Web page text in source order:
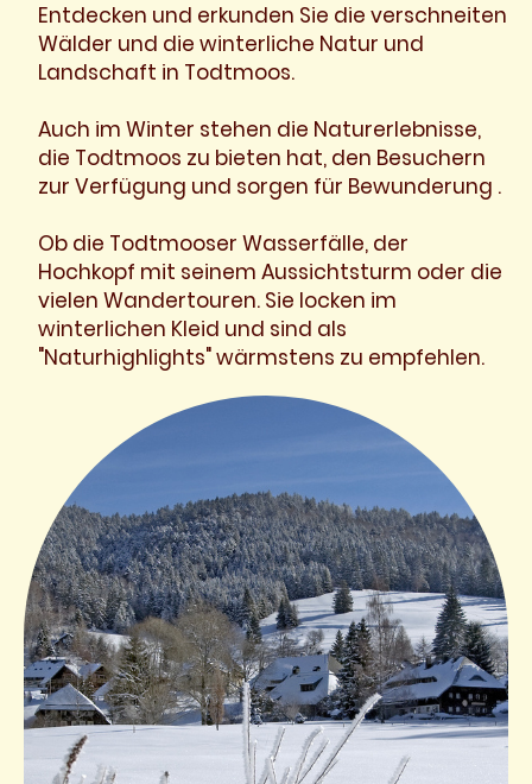
Entdecken und erkunden Sie die verschneiten
Wälder und die winterliche Natur und
Landschaft in Todtmoos.
Auch im Winter stehen die Naturerlebnisse,
die Todtmoos zu bieten hat, den Besuchern
zur Verfügung und sorgen für Bewunderung .
Ob die Todtmooser Wasserfälle, der
Hochkopf mit seinem Aussichtsturm oder die
vielen Wandertouren. Sie locken im
winterlichen Kleid und sind als
"Naturhighlights" wärmstens zu empfehlen.